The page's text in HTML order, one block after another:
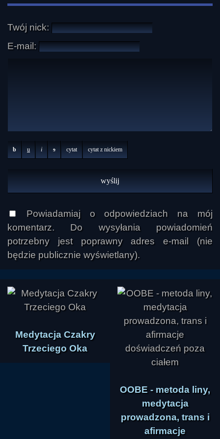
Twój nick:
E-mail:
b u i s cytat cytat z nickiem
Powiadamiaj o odpowiedziach na mój
komentarz. Do wysyłania powiadomień
potrzebny jest poprawny adres e-mail (nie
będzie publicznie wyświetlany).
Medytacja Czakry
Trzeciego Oka
OOBE - metoda liny,
medytacja
prowadzona, trans i
afirmacje